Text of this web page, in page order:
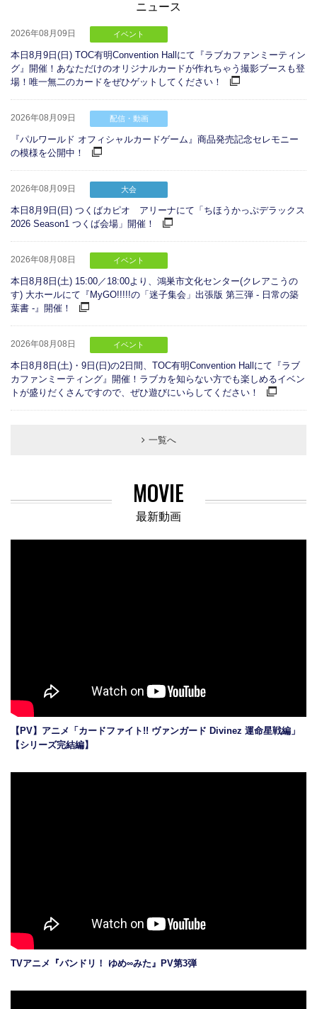
ニュース
2026年08月09日 イベント
本日8月9日(日) TOC有明Convention Hallにて『ラブカファンミーティン
グ』開催！あなただけのオリジナルカードが作れちゃう撮影ブースも登
場！唯一無二のカードをぜひゲットしてください！
2026年08月09日 配信・動画
『パルワールド オフィシャルカードゲーム』商品発売記念セレモニー
の模様を公開中！
2026年08月09日 大会
本日8月9日(日) つくばカピオ アリーナにて「ちほうかっぷデラックス
2026 Season1 つくば会場」開催！
2026年08月08日 イベント
本日8月8日(土) 15:00／18:00より、鴻巣市文化センター(クレアこうの
す) 大ホールにて『MyGO!!!!!の「迷子集会」出張版 第三弾 - 日常の築
葉書 -』開催！
2026年08月08日 イベント
本日8月8日(土)・9日(日)の2日間、TOC有明Convention Hallにて『ラブ
カファンミーティング』開催！ラブカを知らない方でも楽しめるイベン
トが盛りだくさんですので、ぜひ遊びにいらしてください！
一覧へ
MOVIE
最新動画
【PV】アニメ「カードファイト!! ヴァンガード Divinez 運命星戦編」
【シリーズ完結編】
TVアニメ『バンドリ！ ゆめ∞みた』PV第3弾